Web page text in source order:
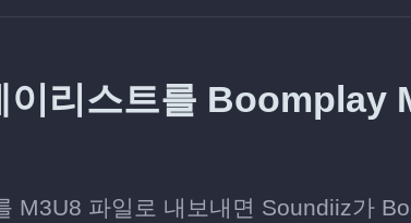
리스트를 Boomplay
M3U8 파일로 내보내면 Soundiiz가